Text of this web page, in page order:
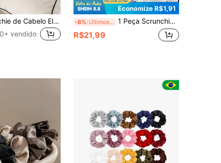
1 Peça Scrunchie de Cabelo Elástico de Esponja para Dormir, Acessório de Cabelo Feminino, Scrunchie de Cabelo Grande Macio de Cetim Sólido Preenchido, Acessórios de Cabelo
vendido
Economize R$1,91
-8% Últimos 2 dias 1 Peça Scrunchie de Tecido Texturizado com Pequenas Bolinhas na Cor Creme, Estilo Salgado, Elegante e Feminino, Elástico para Rabo de Cavalo, Novo Estilo de Elásticos e Borrachas
R$21,99